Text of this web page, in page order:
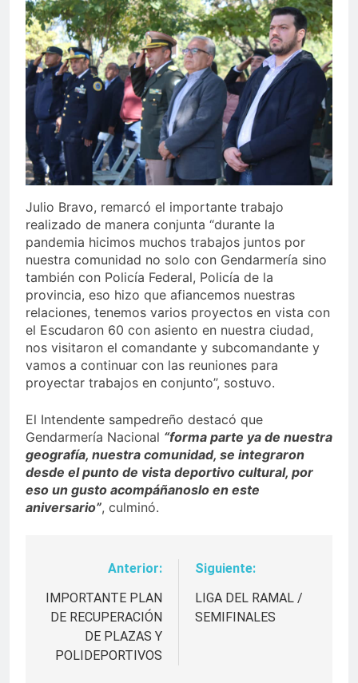
Julio Bravo, remarcó el importante trabajo
realizado de manera conjunta “durante la
pandemia hicimos muchos trabajos juntos por
nuestra comunidad no solo con Gendarmería sino
también con Policía Federal, Policía de la
provincia, eso hizo que afiancemos nuestras
relaciones, tenemos varios proyectos en vista con
el Escudaron 60 con asiento en nuestra ciudad,
nos visitaron el comandante y subcomandante y
vamos a continuar con las reuniones para
proyectar trabajos en conjunto”, sostuvo.
El Intendente sampedreño destacó que
Gendarmería Nacional “forma parte ya de nuestra
geografía, nuestra comunidad, se integraron
desde el punto de vista deportivo cultural, por
eso un gusto acompáñanoslo en este
aniversario”, culminó.
Navegación
de
entradas
Anterior:
IMPORTANTE PLAN
DE RECUPERACIÓN
DE PLAZAS Y
POLIDEPORTIVOS
Siguiente:
LIGA DEL RAMAL /
SEMIFINALES